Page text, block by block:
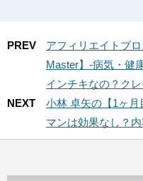
PREV
アフィリエイトブ
Master】-病気・健
インチキなの？ク
NEXT
小林 卓矢の【1ヶ
マンは効果なし？